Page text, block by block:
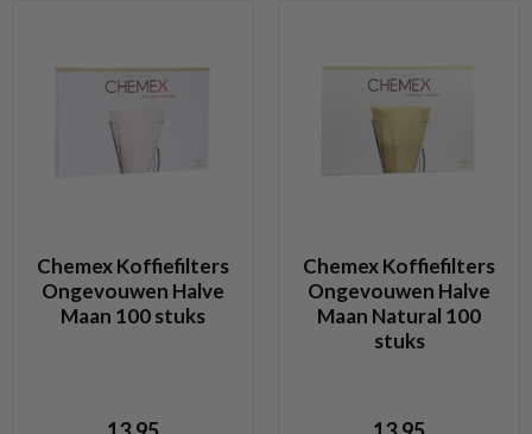
Chemex Koffiefilters
Ongevouwen Halve
Maan 100 stuks
Chemex Koffiefilters
Ongevouwen Halve
Maan Natural 100
stuks